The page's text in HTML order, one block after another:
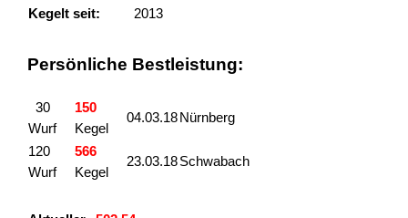
Kegelt seit:
2013
Persönliche Bestleistung:
30
Wurf
150
Kegel
04.03.18Nürnberg
120
Wurf
566
Kegel
23.03.18Schwabach